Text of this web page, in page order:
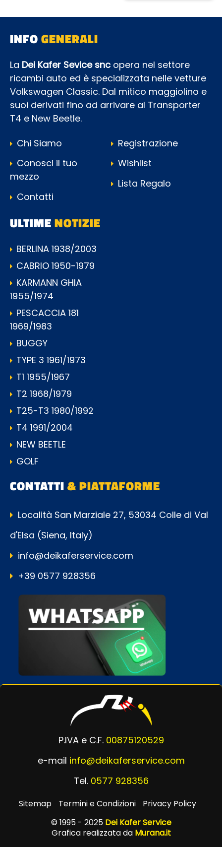
INFOGENERALI
La Dei Kafer Sevice snc opera nel settore
ricambi auto ed è specializzata nelle vetture
Volkswagen Classic. Dal mitico maggiolino e
suoi derivati fino ad arrivare al Transporter
T4 e New Beetle.
Chi Siamo
Conosci il tuo
mezzo
Contatti
Registrazione
Wishlist
Lista Regalo
ULTIMENOTIZIE
BERLINA 1938/2003
CABRIO 1950-1979
KARMANN GHIA
1955/1974
PESCACCIA 181
1969/1983
BUGGY
TYPE 3 1961/1973
T1 1955/1967
T2 1968/1979
T25-T3 1980/1992
T4 1991/2004
NEW BEETLE
GOLF
CONTATTI& PIATTAFORME
Località San Marziale 27, 53034 Colle di Val
d'Elsa (Siena, Italy)
info@deikaferservice.com
+39 0577 928356
P.IVA e C.F. 00875120529
e-mail info@deikaferservice.com
Tel. 0577 928356
Sitemap Termini e Condizioni
Privacy Policy
© 1995 - 2025 Dei Kafer Service
Grafica realizzata da Murana.it